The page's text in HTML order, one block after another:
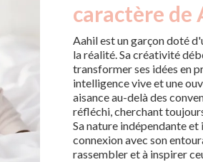
caractère de
Aahil est un garçon doté
la réalité. Sa créativité
transformer ses idées en
intelligence vive et une
aisance au-delà des
réfléchi, cherchant
Sa nature indépendante
connexion avec son
rassembler et à inspirer